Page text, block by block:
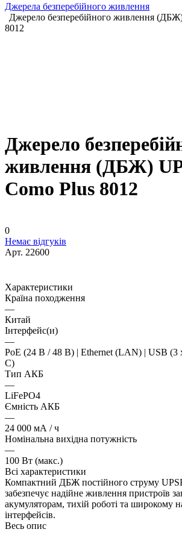
Джерела безперебійного живлення
Джерело безперебійного живлення
8012
Джерело
живлення (ДБЖ)
Como Plus 8012
0
Немає відгуків
Арт. 22600
Характеристики
Країна походження
—
Китай
Інтерфейс(и)
—
PoE (24 В / 48 В) | Ethernet (LAN) | USB (3
C)
Тип АКБ
—
LiFePO4
Ємність АКБ
—
24 000 мА / ч
Номінальна вихідна потужність
—
100 Вт (макс.)
Всі характеристики
Компактний ДБЖ постійного струму
забезпечує надійне живлення пристроїв
акумуляторам, тихій роботі та широкому
інтерфейсів.
Весь опис